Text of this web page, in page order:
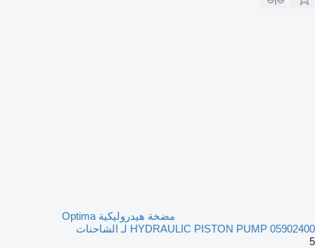
مضخة هيدروليكية Optima
HYDRAULIC PISTON PUMP 05902400 لـ الشاحنات
5